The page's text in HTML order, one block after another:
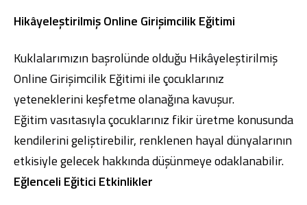
Hikâyeleştirilmiş Online Girişimcilik Eğitimi
Kuklalarımızın başrolünde olduğu Hikâyeleştirilmiş
Online Girişimcilik Eğitimi ile çocuklarınız
yeteneklerini keşfetme olanağına kavuşur.
Eğitim vasıtasıyla çocuklarınız fikir üretme konusunda
kendilerini geliştirebilir, renklenen hayal dünyalarının
etkisiyle gelecek hakkında düşünmeye odaklanabilir.
Eğlenceli Eğitici Etkinlikler